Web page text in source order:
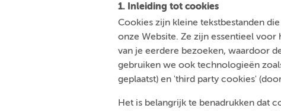
1. Inleiding tot cookies
Cookies zijn kleine tekstbestanden
onze Website. Ze zijn essentieel
van je eerdere bezoeken, waardoor
gebruiken we ook technologieën
geplaatst) en 'third party cookies'
Het is belangrijk te benadrukken dat